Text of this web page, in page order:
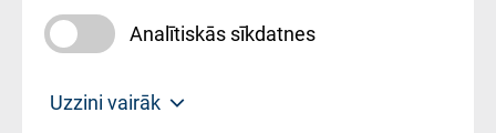
Analītiskās sīkdatnes
Uzzini vairāk